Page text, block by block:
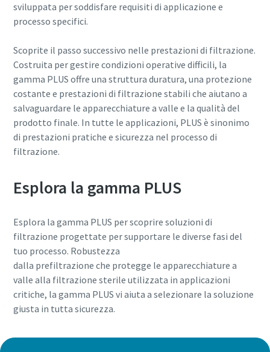
10 passaggi verso una produzione più
ecologica ed efficiente
Riduzione delle emissioni di carbonio per una produzione
ecologica: tutto quello che c'è da sapere
Per saperne di più
sviluppata per soddisfare requisiti di applicazione e
processo specifici.
Scoprite il passo successivo nelle prestazioni di filtrazione.
Costruita per gestire condizioni operative difficili, la
gamma PLUS offre una struttura duratura, una protezione
costante e prestazioni di filtrazione stabili che aiutano a
salvaguardare le apparecchiature a valle e la qualità del
prodotto finale. In tutte le applicazioni, PLUS è sinonimo
di prestazioni pratiche e sicurezza nel processo di
filtrazione.
Esplora la gamma PLUS
Esplora la gamma PLUS per scoprire soluzioni di
filtrazione progettate per supportare le diverse fasi del
tuo processo. Robustezza
dalla prefiltrazione che protegge le apparecchiature a
valle alla filtrazione sterile utilizzata in applicazioni
critiche, la gamma PLUS vi aiuta a selezionare la soluzione
giusta in tutta sicurezza.